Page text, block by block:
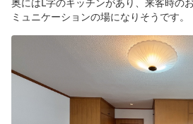
ミュニケーションの場になりそうです。